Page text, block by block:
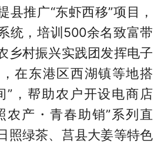
县推广“东虾西移”项目，
统，培训500余名致富带
乡村振兴实践团发挥电子
在东港区西湖镇等地搭
”，帮助农户开设电商店
农产・青春助销”系列直
照绿茶、莒县大姜等特色